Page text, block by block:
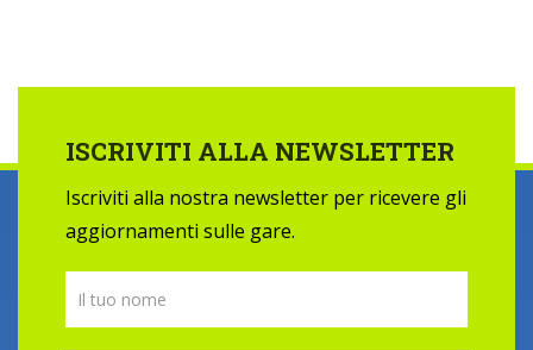
ISCRIVITI ALLA NEWSLETTER
Iscriviti alla nostra newsletter per ricevere gli
aggiornamenti sulle gare.